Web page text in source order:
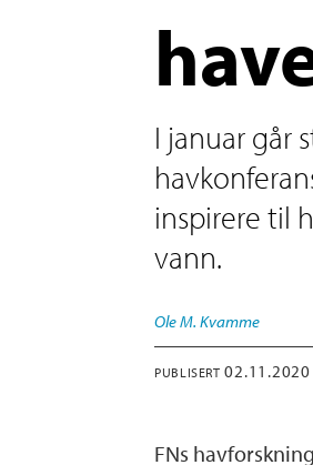
I januar går
inspirere til
vann.
Ole M. Kvamme
PUBLISERT
FNs